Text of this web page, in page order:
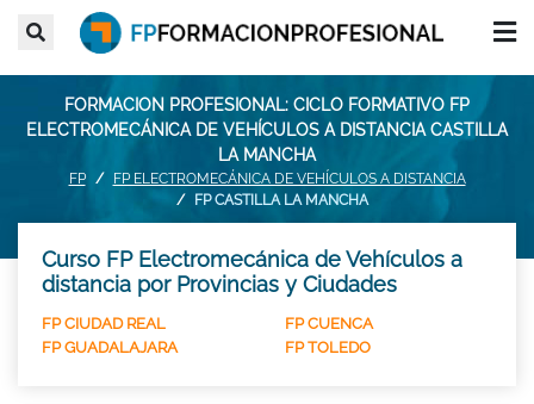
FORMACION PROFESIONAL: CICLO FORMATIVO FP
ELECTROMECÁNICA DE VEHÍCULOS A DISTANCIA CASTILLA
LA MANCHA
FP
FP ELECTROMECÁNICA DE VEHÍCULOS A DISTANCIA
FP CASTILLA LA MANCHA
Curso FP Electromecánica de Vehículos a
distancia por Provincias y Ciudades
FP CIUDAD REAL
FP CUENCA
FP GUADALAJARA
FP TOLEDO